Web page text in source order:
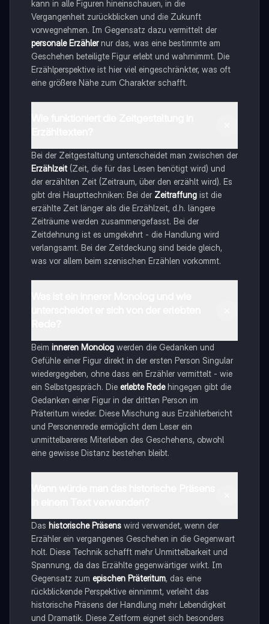
kann in alle Figuren hineinschauen, in die
Vergangenheit zurückblicken und die Zukunft
vorwegnehmen. Im Gegensatz dazu vermittelt der
personale Erzählernur das, was eine bestimmte am
Geschehen beteiligte Figur erlebt und wahrnimmt. Die
Erzählperspektive ist hier viel eingeschränkter, was oft
eine größere Nähe zum Charakter schafft.
Bei der Zeitgestaltung unterscheidet man zwischen der
Erzählzeit(Zeit, die für das Lesen benötigt wird) und
der erzählten Zeit (Zeitraum, über den erzählt wird). Es
gibt drei Haupttechniken: Bei der Zeitraffungist die
erzählte Zeit länger als die Erzählzeit, d.h. längere
Zeiträume werden zusammengefasst. Bei der
Zeitdehnung ist es umgekehrt - die Handlung wird
verlangsamt. Bei der Zeitdeckung sind beide gleich,
was vor allem beim szenischen Erzählen vorkommt.
Beim inneren Monologwerden die Gedanken und
Gefühle einer Figur direkt in der ersten Person Singular
wiedergegeben, ohne dass ein Erzähler vermittelt - wie
ein Selbstgespräch. Die erlebte Redehingegen gibt die
Gedanken einer Figur in der dritten Person im
Präteritum wieder. Diese Mischung aus Erzählerbericht
und Personenrede ermöglicht dem Leser ein
unmittelbareres Miterleben des Geschehens, obwohl
eine gewisse Distanz bestehen bleibt.
Das historische Präsenswird verwendet, wenn der
Erzähler ein vergangenes Geschehen in die Gegenwart
holt. Diese Technik schafft mehr Unmittelbarkeit und
Spannung, da das Erzählte gegenwärtiger wirkt. Im
Gegensatz zum epischen Präteritum, das eine
rückblickende Perspektive einnimmt, verleiht das
historische Präsens der Handlung mehr Lebendigkeit
und Dramatik. Diese Zeitform eignet sich besonders